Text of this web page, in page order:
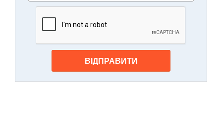
ВІДПРАВИТИ